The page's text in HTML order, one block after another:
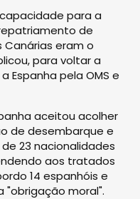
para a
de
eram o
para voltar a
Espanha pela OMS e
aceitou acolher
de desembarque e
23 nacionalidades
aos tratados
14 espanhóis e
"obrigação moral".